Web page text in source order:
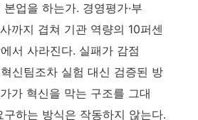
업을 하는가. 경영평가·부
까지 겹쳐 기관 역량의 10퍼센
서 사라진다. 실패가 감점
신팀조차 실험 대신 검증된 방
가 혁신을 막는 구조를 그대
하는 방식은 작동하지 않는다.